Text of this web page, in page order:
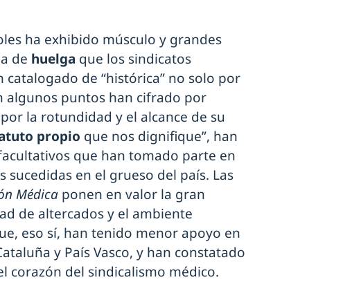
ha exhibido músculo y grandes
de huelga que los sindicatos
catalogado de “histórica” no solo por
algunos puntos han cifrado por
la rotundidad y el alcance de su
propio que nos dignifique”, han
que han tomado parte en
sucedidas en el grueso del país. Las
Médica ponen en valor la gran
de altercados y el ambiente
eso sí, han tenido menor apoyo en
y País Vasco, y han constatado
corazón del sindicalismo médico.